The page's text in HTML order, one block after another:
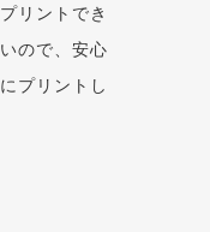
リントでき
ので、安心
プリントし